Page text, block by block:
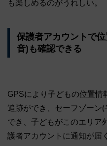
も楽しめるのがうれしい。
保護者アカウントで
音)も確認できる
GPSにより子どもの位置情
追跡ができ、セーフゾーン
でき、子どもがこのエリア
護者アカウントに通知が届